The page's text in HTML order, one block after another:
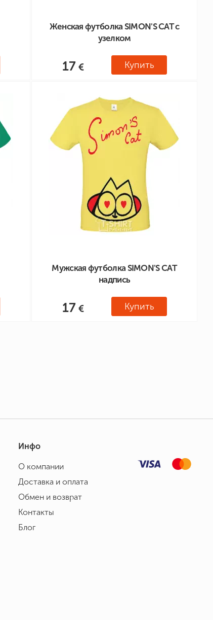
Женская футболка SIMON'S CAT с
узелком
17 Купить
Мужская футболка SIMON'S CAT
надпись
17 Купить
Инфо
О компании
Доставка и оплата
Обмен и возврат
Контакты
Блог